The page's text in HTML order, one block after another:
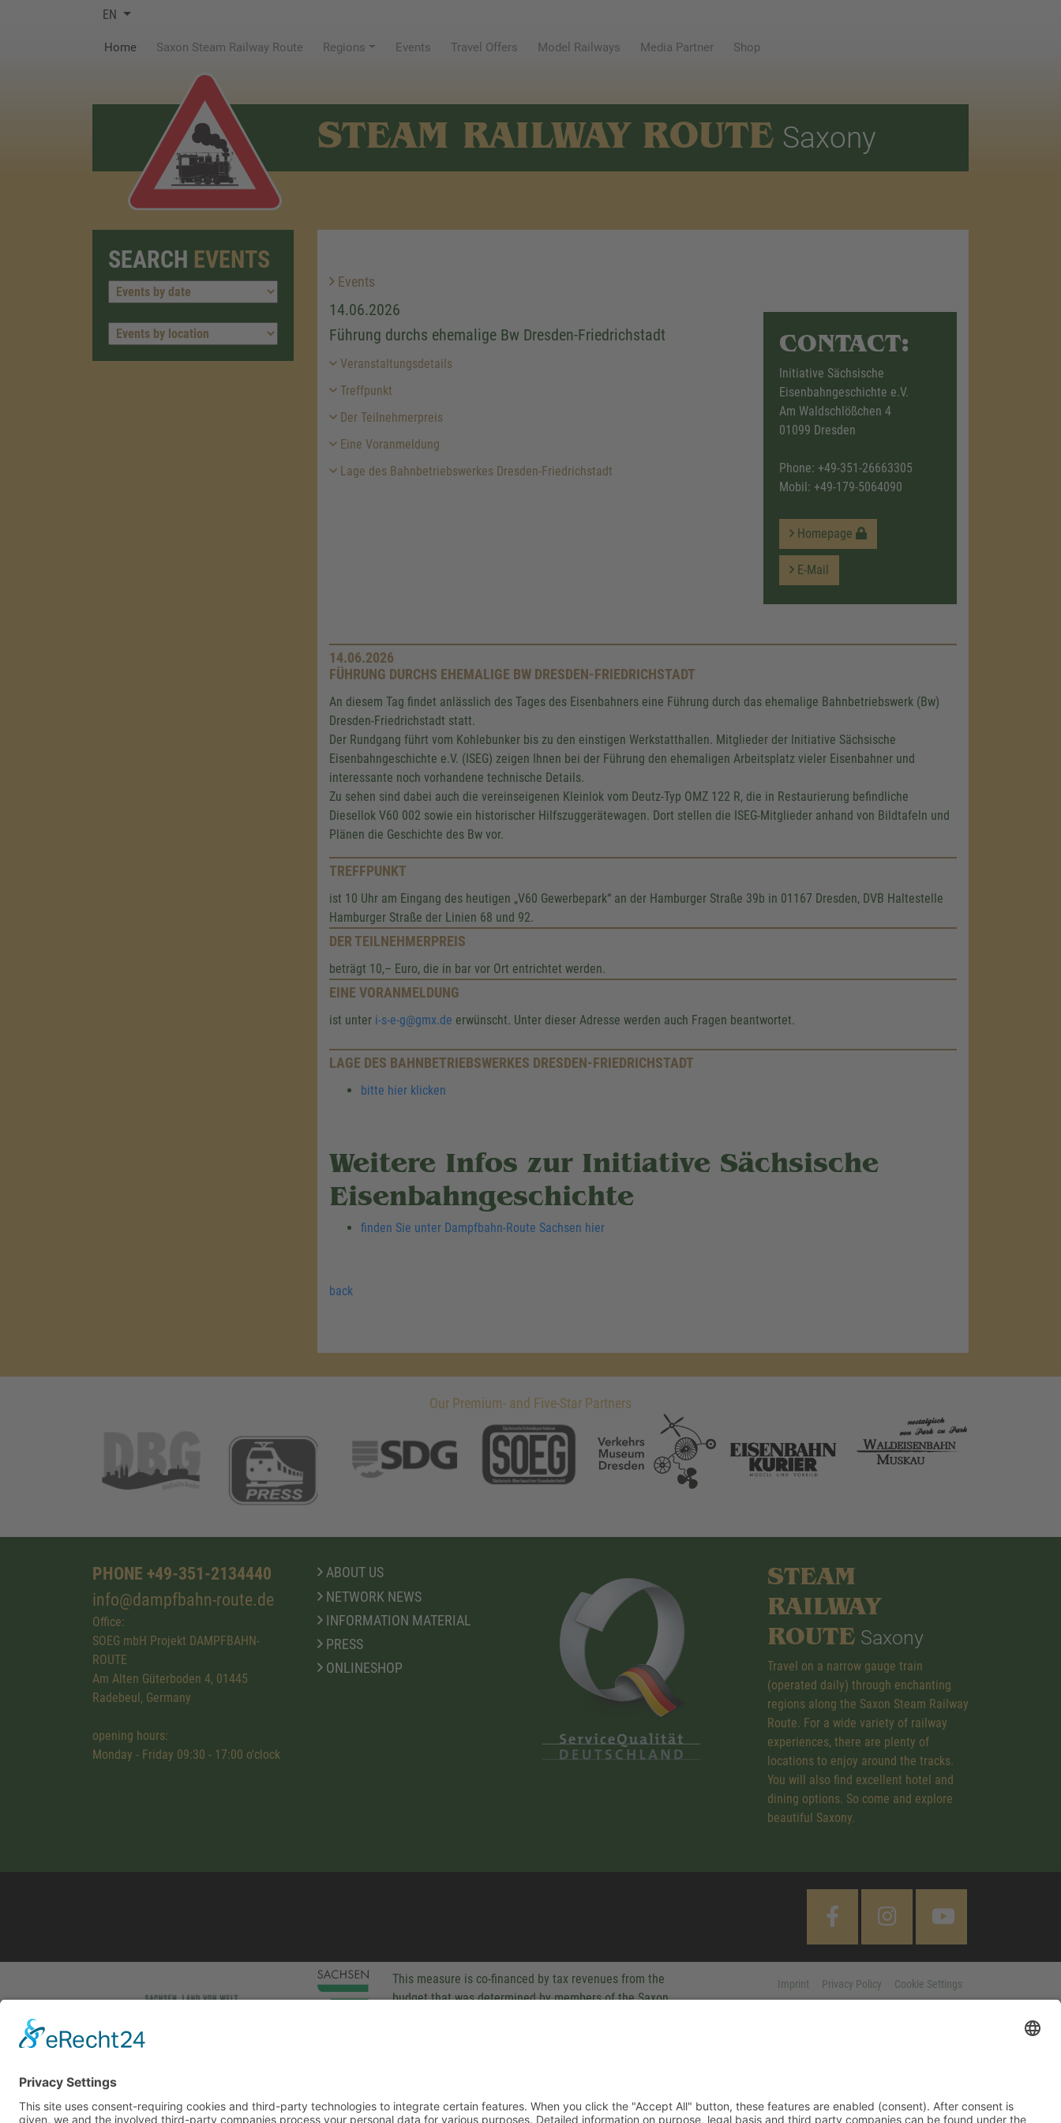
EN
Home(current)Saxon Steam Railway Route Regions Events Travel Offers Model Railways Media Partner Shop
STEAM RAILWAY ROUTE Saxony
SEARCH EVENTS
Events
14.06.2026
Führung durchs ehemalige Bw Dresden-Friedrichstadt
Veranstaltungsdetails
Treffpunkt
Der Teilnehmerpreis
Eine Voranmeldung
Lage des Bahnbetriebswerkes Dresden-Friedrichstadt
CONTACT:
Initiative Sächsische
Eisenbahngeschichte e.V.
Am Waldschlößchen 4
01099 Dresden
Phone: +49-351-26663305
Mobil: +49-179-5064090
Homepage
E-Mail
14.06.2026
FÜHRUNG DURCHS EHEMALIGE BW DRESDEN-FRIEDRICHSTADT
An diesem Tag findet anlässlich des Tages des Eisenbahners eine Führung durch das ehemalige Bahnbetriebswerk (Bw)
Dresden-Friedrichstadt statt.
Der Rundgang führt vom Kohlebunker bis zu den einstigen Werkstatthallen. Mitglieder der Initiative Sächsische
Eisenbahngeschichte e.V. (ISEG) zeigen Ihnen bei der Führung den ehemaligen Arbeitsplatz vieler Eisenbahner und
interessante noch vorhandene technische Details.
Zu sehen sind dabei auch die vereinseigenen Kleinlok vom Deutz-Typ OMZ 122 R, die in Restaurierung befindliche
Diesellok V60 002 sowie ein historischer Hilfszuggerätewagen. Dort stellen die ISEG-Mitglieder anhand von Bildtafeln und
Plänen die Geschichte des Bw vor.
TREFFPUNKT
ist 10 Uhr am Eingang des heutigen „V60 Gewerbepark“ an der Hamburger Straße 39b in 01167 Dresden, DVB Haltestelle
Hamburger Straße der Linien 68 und 92.
DER TEILNEHMERPREIS
beträgt 10,– Euro, die in bar vor Ort entrichtet werden.
EINE VORANMELDUNG
ist unter i-s-e-g@gmx.de erwünscht. Unter dieser Adresse werden auch Fragen beantwortet.
LAGE DES BAHNBETRIEBSWERKES DRESDEN-FRIEDRICHSTADT
bitte hier klicken
Weitere Infos zur Initiative Sächsische
Eisenbahngeschichte
finden Sie unter Dampfbahn-Route Sachsen hier
back
Our Premium- and Five-Star Partners
PHONE +49-351-2134440
info@dampfbahn-route.de
Office:
SOEG mbH Projekt DAMPFBAHN-
ROUTE
Am Alten Güterboden 4, 01445
Radebeul, Germany
opening hours:
Monday - Friday 09:30 - 17:00 o'clock
ABOUT US
NETWORK NEWS
INFORMATION MATERIAL
PRESS
ONLINESHOP
STEAM
RAILWAY
ROUTE Saxony
Travel on a narrow gauge train
(operated daily) through enchanting
regions along the Saxon Steam Railway
Route. For a wide variety of railway
experiences, there are plenty of
locations to enjoy around the tracks.
You will also find excellent hotel and
dining options. So come and explore
beautiful Saxony.
This measure is co-financed by tax revenues from the
budget that was determined by members of the Saxon
Imprint Privacy Policy Cookie Settings
This site uses consent-requiring cookies and third-party technologies to integrate certain features. When you click the "Accept All" button, these features are enabled (consent). After
consent is given, we and the involved third-party companies process your personal data for various purposes. Detailed information on purpose, legal basis and third party companies